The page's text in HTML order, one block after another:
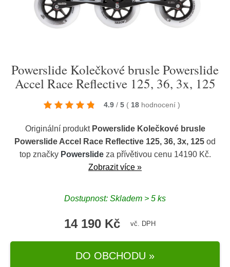
Powerslide Kolečkové brusle Powerslide
Accel Race Reflective 125, 36, 3x, 125
4.9 / 5 ( 18 hodnocení )
Originální produkt Powerslide Kolečkové brusle
Powerslide Accel Race Reflective 125, 36, 3x, 125 od
top značky Powerslideza přívětivou cenu 14190 Kč.
Zobrazit více »
Dostupnost: Skladem > 5 ks
14 190 Kč vč. DPH
DO OBCHODU »